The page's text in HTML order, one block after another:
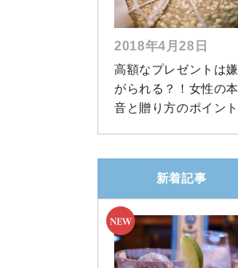
2018年4月28日
高額なプレゼントは嫌
がられる？！女性の本
音と贈り方のポイント
新着記事